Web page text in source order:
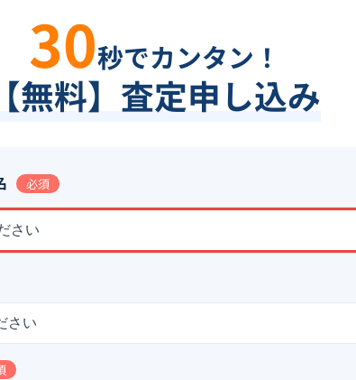
30秒でカンタン！
【無料】査定申し込み
必須
さい
さい